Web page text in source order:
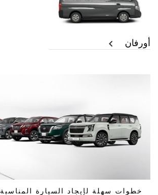
أورفان
خطوات سهلة لإيجاد السيارة المناسبة